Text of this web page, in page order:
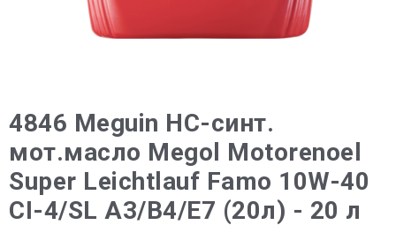
4846 Meguin НС-синт.
мот.масло Megol Motorenoel
Super Leichtlauf Famo 10W-40
CI-4/SL A3/B4/E7 (20л) - 20 л